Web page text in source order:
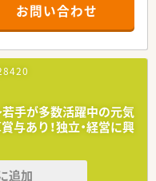
／／
女性です。
タッフも多く、
、
多数ございます。
が可能！
勤でもご復帰いただけま
の際には、
実施しております。
お問い合わせ
手が多数活躍中の元気
与あり！独立・経営に興
追加